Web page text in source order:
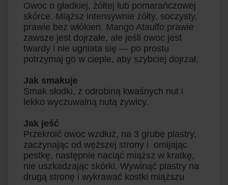
Owoc o gładkiej, żółtej lub pomarańczowej
skórce. Miąższ intensywnie żółty, soczysty,
prawie bez włókien. Mango Ataulfo prawie
zawsze jest dojrzałe, ale jeśli owoc jest
twardy i nie ugniata się — po prostu
potrzymaj go w cieple, aby szybciej dojrzał.
Jak smakuje
Smak słodki, z odrobiną kwaśnych nut i
lekko wyczuwalną nutą żywicy.
Jak jeść
Przekroić owoc wzdłuż, na 3 grube plastry,
zaczynając od węższej strony i omijając
pestkę, następnie naciąć miąższ w kratkę,
nie uszkadzając skórki. Wywinąć plastry na
drugą stronę i wykrawać kostki miąższu